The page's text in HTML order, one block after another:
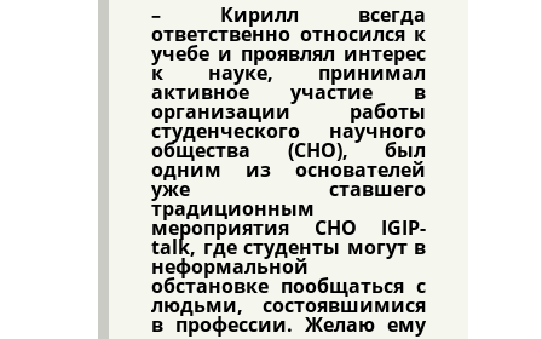
– Кирилл всегда
ответственно относился к
учебе и проявлял интерес
к науке, принимал
активное участие в
организации работы
студенческого научного
общества (СНО), был
одним из основателей
уже ставшего
традиционным
мероприятия СНО IGIP-
talk, где студенты могут в
неформальной
обстановке пообщаться с
людьми, состоявшимися
в профессии. Желаю ему